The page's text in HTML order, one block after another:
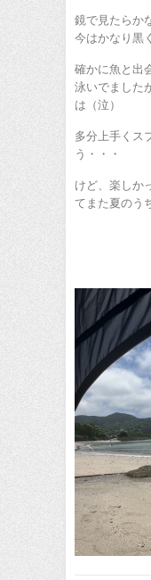
鏡で見たらか
今はかなり黒
確かに魚と出
泳いでました
は（泣）
多分上手くス
う・・・
けど、楽しか
てまた夏のう